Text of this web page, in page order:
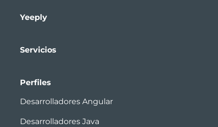
Yeeply
Servicios
Perfiles
Desarrolladores Angular
Desarrolladores Java